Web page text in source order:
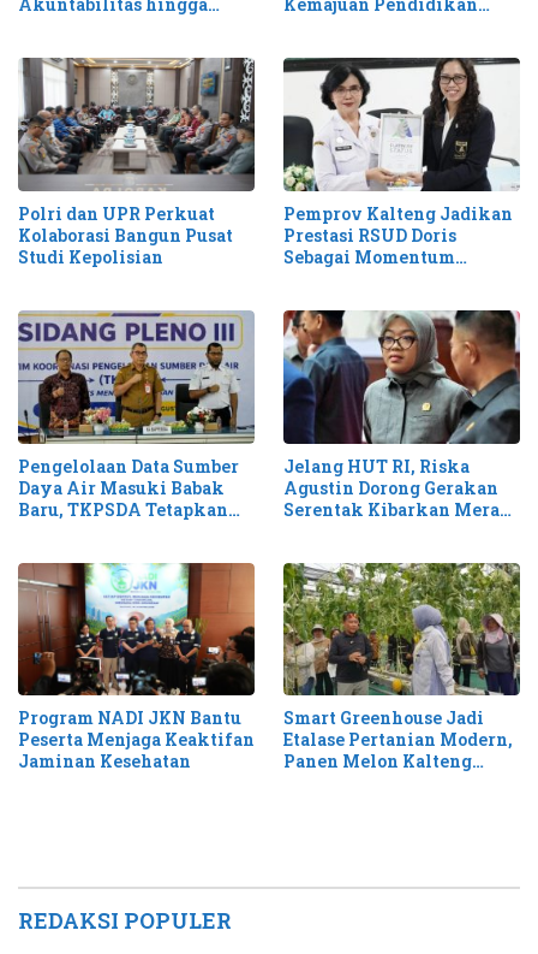
Akuntabilitas hingga
Kemajuan Pendidikan
Polri dan UPR Perkuat
Kolaborasi Bangun Pusat
Studi Kepolisian
Pemprov Kalteng Jadikan
Prestasi RSUD Doris
Sebagai Momentum
Pengelolaan Data Sumber
Daya Air Masuki Babak
Baru, TKPSDA Tetapkan
Jelang HUT RI, Riska
Agustin Dorong Gerakan
Serentak Kibarkan Merah
Program NADI JKN Bantu
Peserta Menjaga Keaktifan
Jaminan Kesehatan
Smart Greenhouse Jadi
Etalase Pertanian Modern,
Panen Melon Kalteng
REDAKSI POPULER